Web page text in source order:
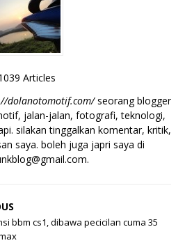
Articles
dolanotomotif.com/seorang blogger
jalan-jalan, fotografi, teknologi,
silakan tinggalkan komentar, kritik,
saya. boleh juga japri saya di
.
bbm cs1, dibawa pecicilan cuma 35